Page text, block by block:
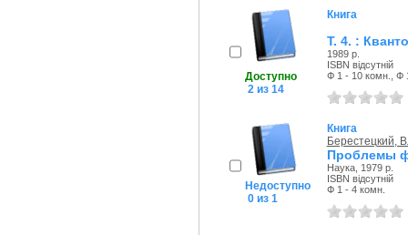
Доступно
2 из 14
Книга
Т. 4. :
1989 р.
ISBN відсутній
Ф 1 - 10 комн., Ф
Недоступно
0 из 1
Книга
Берестецкий,
Проблемы
Наука, 1979 р.
ISBN відсутній
Ф 1 - 4 комн.